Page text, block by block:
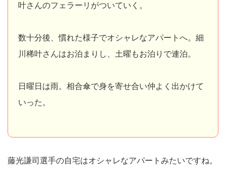
叶さんのフェラーリがついていく。
数十分後、慣れた様子でオシャレなアパートへ。細
川稀叶さんはお泊まりし、土曜もお泊りで連泊。
日曜日は雨。相合傘で身を寄せ合い仲よく出かけて
いった。
藤光謙司選手の自宅はオシャレなアパートみたいですね。